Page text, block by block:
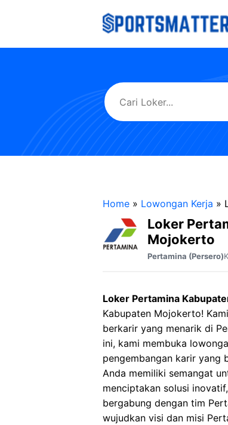
Home » Lowongan Kerja »
Loker
Mojokerto
Pertamina (Persero)
Loker Pertamina
Kabupaten Mojokerto!
berkarir yang menarik di
ini, kami membuka
pengembangan karir yang
Anda memiliki semangat
menciptakan solusi
bergabung dengan tim
wujudkan visi dan misi